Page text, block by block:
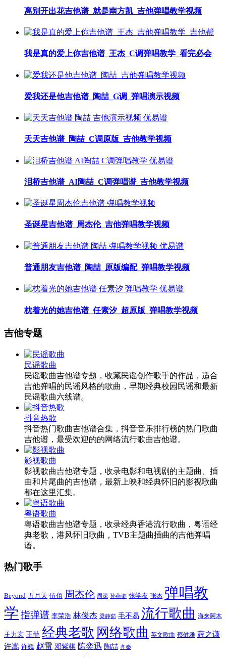
离别开出花吉他谱_就是南方凯_吉他弹唱教学视频
我是真的爱上你吉他谱_王杰_C调弹唱教学_看完必会
爱我还是他吉他谱_陶喆_G调_弹唱演示视频
天天吉他谱_陶喆_C调原版_吉他教学视频
泪桥吉他谱_AI陶喆_C调弹唱谱_吉他教学视频
圣诞星吉他谱_周杰伦_吉他弹唱教学视频
普通朋友吉他谱_陶喆_原版编配_弹唱教学视频
枕着光的她吉他谱_任素汐_超原版_弹唱教学视频
吉他专题
民谣歌曲
民谣歌曲吉他谱专题，收藏民谣创作歌手的作品，适合
吉他弹唱的民谣风格的歌曲，早期经典校园民谣和最新
民谣歌曲六线谱。
抖音热歌
抖音热门歌曲吉他谱合集，抖音音乐排行榜的热门歌曲
吉他谱，最受欢迎的的网络流行歌曲吉他谱。
影视歌曲
影视歌曲吉他谱专题，收录电影和电视剧的主题曲、插
曲和片尾曲的吉他谱，最新上映和经典怀旧的影视歌曲
都在这里汇集。
粤语歌曲
粤语歌曲吉他谱专题，收录经典香港流行歌曲，粤语经
典老歌，港风怀旧歌曲，TVB主题曲插曲的吉他弹唱
谱。
热门歌手
Beyond 五月天 伍佰 周杰伦 周深 孙燕姿 张学友 张杰 弹唱教
学 指弹谱 李荣浩 林俊杰 梁静茹 毛不易 流行歌曲 海来阿木
王力宏 王菲 经典老歌 网络歌曲 英文歌曲 蔡健雅 薛之谦
许嵩 许巍 赵雷 邓紫棋 陈奕迅 陶喆 齐秦